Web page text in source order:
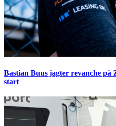
Bastian Buus jagter revanche
start